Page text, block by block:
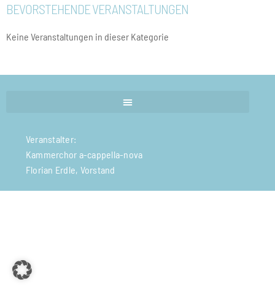
BEVORSTEHENDE VERANSTALTUNGEN
Keine Veranstaltungen in dieser Kategorie
Veranstalter:
Kammerchor a-cappella-nova
Florian Erdle, Vorstand